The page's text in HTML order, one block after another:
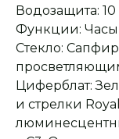
Водозащита: 10
Функции:
Стекло:
Циферблат:
и стрелки